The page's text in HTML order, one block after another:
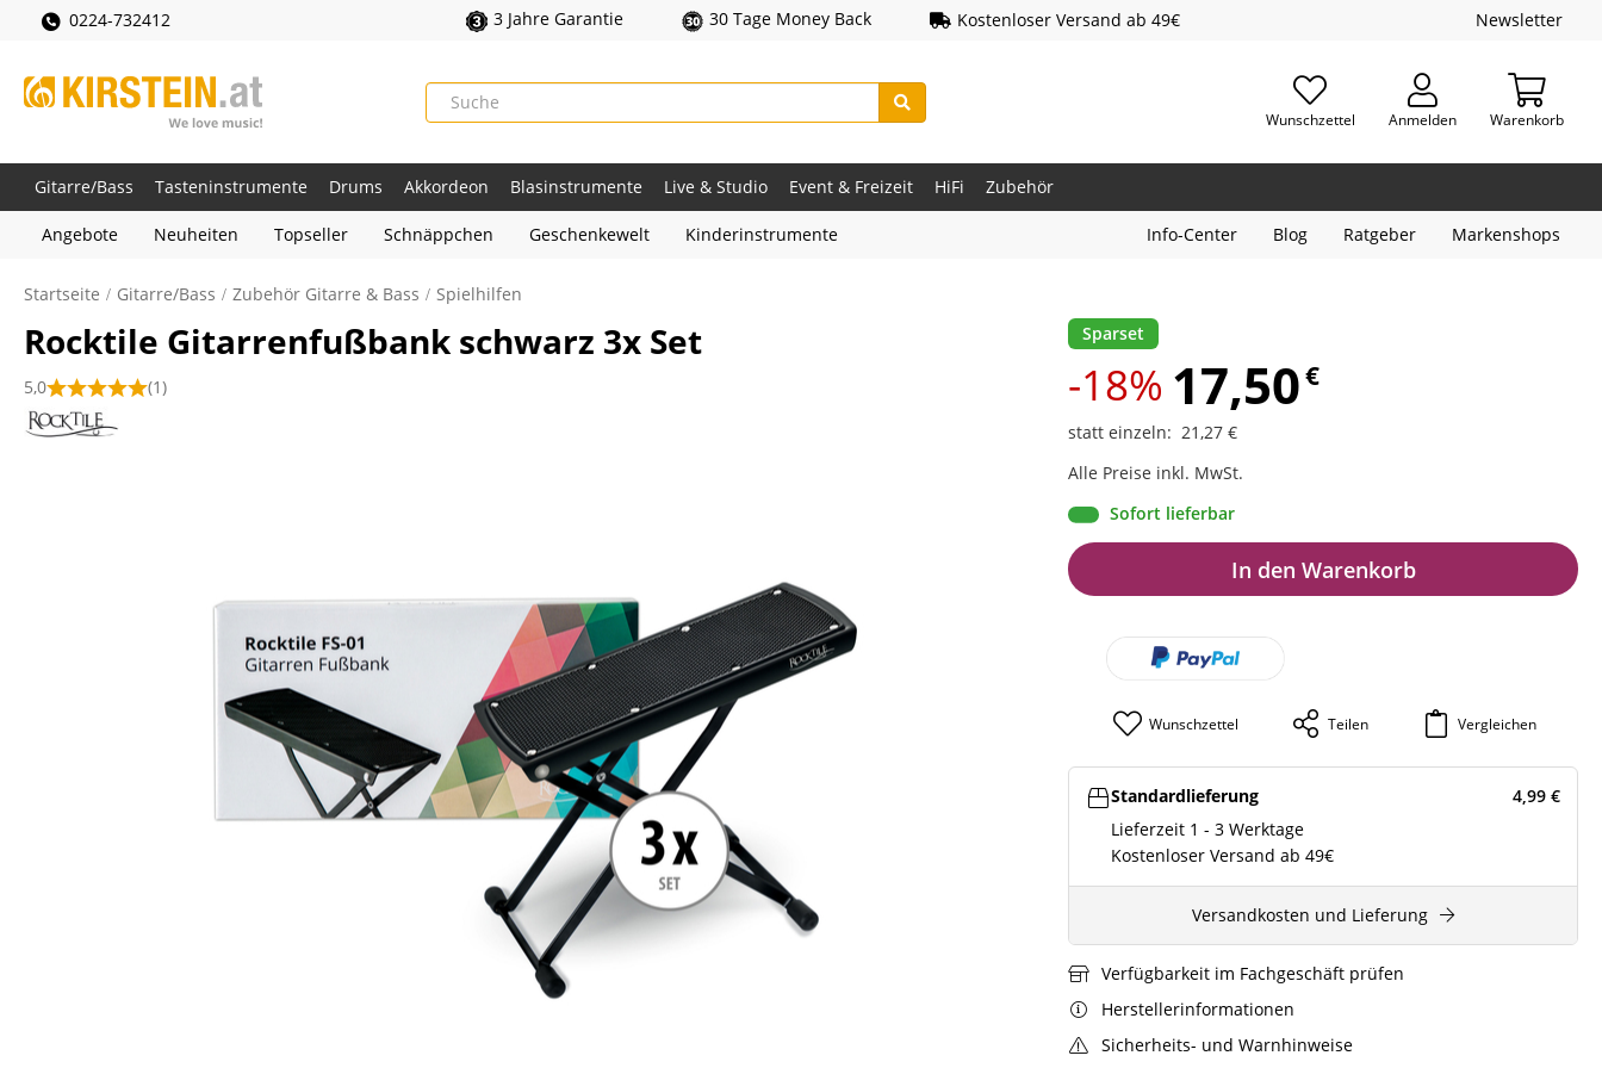
0224-732412 3 Jahre Garantie 30 Tage Money Back Kostenloser Versand ab 49€ Newsletter
Wunschzettel Anmelden Warenkorb
Gitarre/Bass Tasteninstrumente Drums Akkordeon Blasinstrumente Live & Studio Event & Freizeit HiFi Zubehör
Angebote Neuheiten Topseller Schnäppchen Geschenkewelt Kinderinstrumente Info-Center Blog Ratgeber Markenshops
Startseite Gitarre/Bass Zubehör Gitarre & Bass Spielhilfen
Rocktile Gitarrenfußbank schwarz 3x Set
5,0 (1)
Sparset
-18% 17,50€
statt einzeln: 21,27 €
Alle Preise inkl. MwSt.
Sofort lieferbar
In den Warenkorb
Wunschzettel Teilen Vergleichen
Standardlieferung 4,99 €
Lieferzeit 1 - 3 Werktage
Kostenloser Versand ab 49€
Versandkosten und Lieferung
Verfügbarkeit im Fachgeschäft prüfen
Herstellerinformationen
Sicherheits- und Warnhinweise